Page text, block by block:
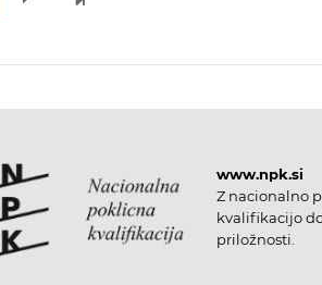
www.npk.si
Z nacionalno
kvalifikacijo
priložnosti.